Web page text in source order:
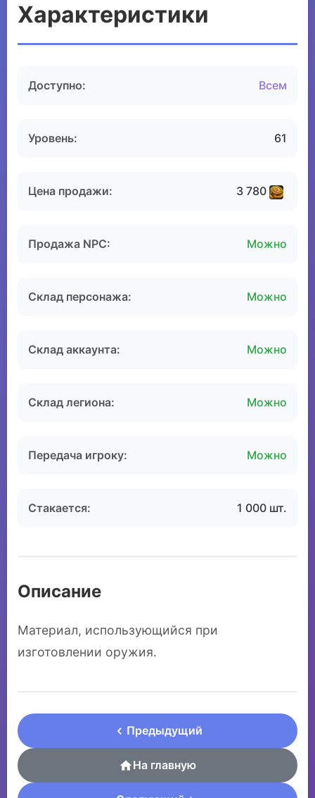
Характеристики
Доступно: Всем
Уровень: 61
Цена продажи: 3 780
Продажа NPC: Можно
Склад персонажа: Можно
Склад аккаунта: Можно
Склад легиона: Можно
Передача игроку: Можно
Стакается: 1 000 шт.
Описание
Материал, использующийся при
изготовлении оружия.
Предыдущий
На главную